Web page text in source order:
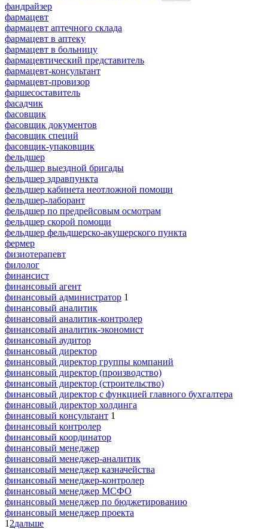
фандрайзер
фармацевт
фармацевт аптечного склада
фармацевт в аптеку
фармацевт в больницу
фармацевтический представитель
фармацевт-консультант
фармацевт-провизор
фаршесоставитель
фасадчик
фасовщик
фасовщик документов
фасовщик специй
фасовщик-упаковщик
фельдшер
фельдшер выездной бригады
фельдшер здравпункта
фельдшер кабинета неотложной помощи
фельдшер-лаборант
фельдшер по предрейсовым осмотрам
фельдшер скорой помощи
фельдшер фельдшерско-акушерского пункта
фермер
физиотерапевт
филолог
финансист
финансовый агент
финансовый администратор 1
финансовый аналитик
финансовый аналитик-контролер
финансовый аналитик-экономист
финансовый аудитор
финансовый директор
финансовый директор группы компаний
финансовый директор (производство)
финансовый директор (строительство)
финансовый директор с функцией главного бухгалтера
финансовый директор холдинга
финансовый консультант 1
финансовый контролер
финансовый координатор
финансовый менеджер
финансовый менеджер-аналитик
финансовый менеджер казначейства
финансовый менеджер-контролер
финансовый менеджер МСФО
финансовый менеджер по бюджетированию
финансовый менеджер проекта
1 2дальше